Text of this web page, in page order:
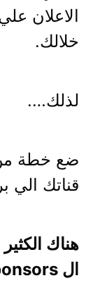
الاعلان
خلالك.
لذلك….
ضع خطة
قناتك الي
هناك
ال Sponsors واهمها: